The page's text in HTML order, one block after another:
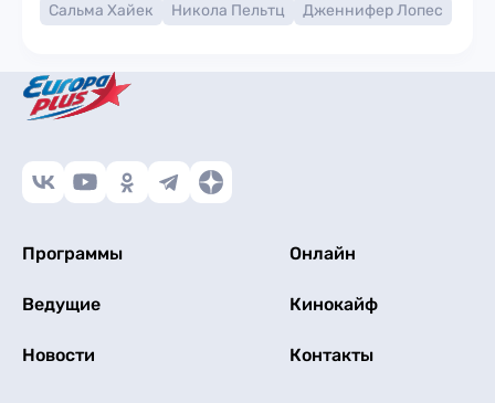
Сальма Хайек
Никола Пельтц Дженнифер Лопес
Программы Онлайн
Ведущие Кинокайф
Новости Контакты